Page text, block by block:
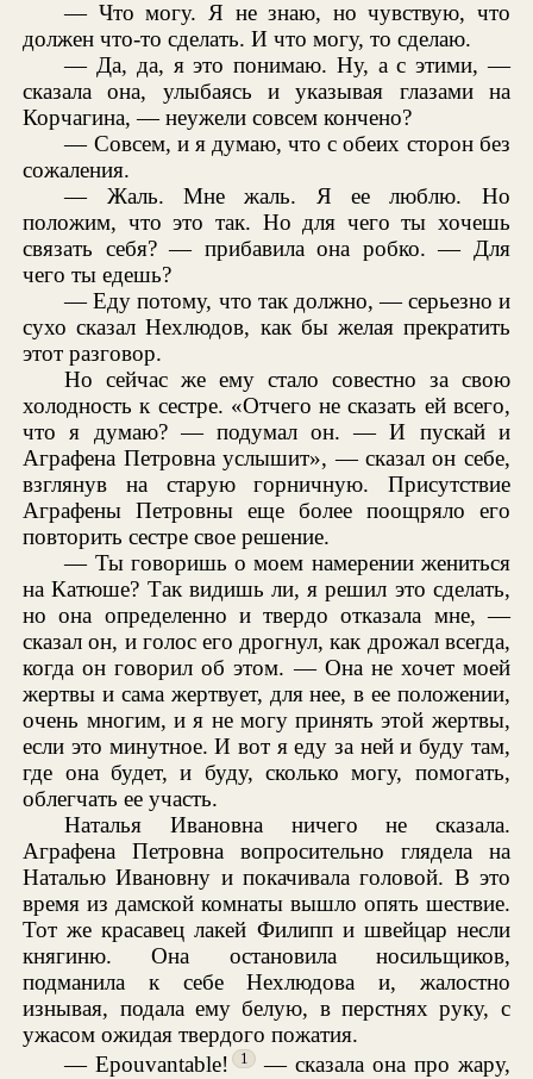
— Что могу. Я не знаю, но чувствую, что
должен что-то сделать. И что могу, то сделаю.
— Да, да, я это понимаю. Ну, а с этими, —
сказала она, улыбаясь и указывая глазами на
Корчагина, — неужели совсем кончено?
— Совсем, и я думаю, что с обеих сторон без
сожаления.
— Жаль. Мне жаль. Я ее люблю. Но
положим, что это так. Но для чего ты хочешь
связать себя? — прибавила она робко. — Для
чего ты едешь?
— Еду потому, что так должно, — серьезно и
сухо сказал Нехлюдов, как бы желая прекратить
этот разговор.
Но сейчас же ему стало совестно за свою
холодность к сестре. «Отчего не сказать ей всего,
что я думаю? — подумал он. — И пускай и
Аграфена Петровна услышит», — сказал он себе,
взглянув на старую горничную. Присутствие
Аграфены Петровны еще более поощряло его
повторить сестре свое решение.
— Ты говоришь о моем намерении жениться
на Катюше? Так видишь ли, я решил это сделать,
но она определенно и твердо отказала мне, —
сказал он, и голос его дрогнул, как дрожал всегда,
когда он говорил об этом. — Она не хочет моей
жертвы и сама жертвует, для нее, в ее положении,
очень многим, и я не могу принять этой жертвы,
если это минутное. И вот я еду за ней и буду там,
где она будет, и буду, сколько могу, помогать,
облегчать ее участь.
Наталья Ивановна ничего не сказала.
Аграфена Петровна вопросительно глядела на
Наталью Ивановну и покачивала головой. В это
время из дамской комнаты вышло опять шествие.
Тот же красавец лакей Филипп и швейцар несли
княгиню. Она остановила носильщиков,
подманила к себе Нехлюдова и, жалостно
изнывая, подала ему белую, в перстнях руку, с
ужасом ожидая твердого пожатия.
— Epouvantable!
1 — сказала она про жару,